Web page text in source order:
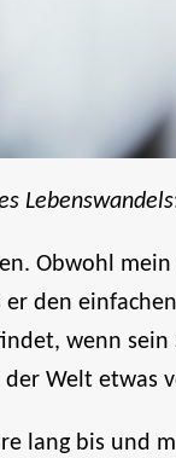
Lebenswandels
Obwohl mein
er den
wenn sein
Welt etwas
lang bis und